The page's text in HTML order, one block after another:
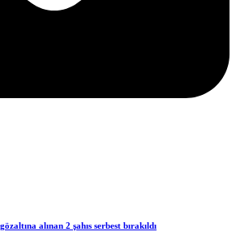
alınan 2 şahıs serbest bırakıldı